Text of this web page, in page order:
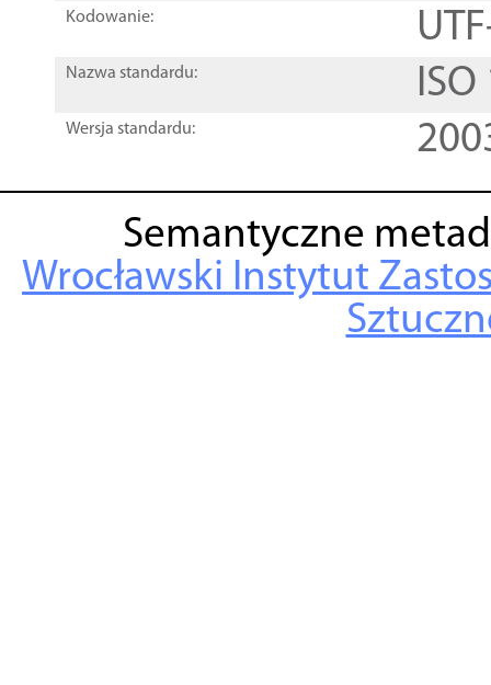
Kodowanie:
Nazwa standardu:
Wersja standardu:
Semantyczne
Wrocławski Instytut